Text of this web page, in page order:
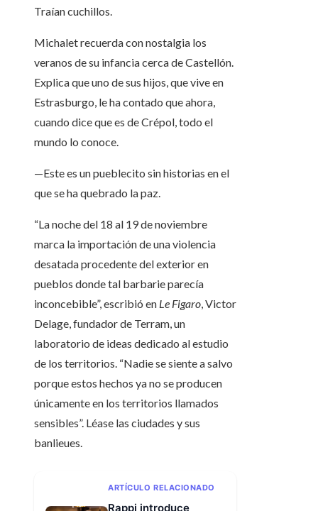
Traían cuchillos.
Michalet recuerda con nostalgia los
veranos de su infancia cerca de Castellón.
Explica que uno de sus hijos, que vive en
Estrasburgo, le ha contado que ahora,
cuando dice que es de Crépol, todo el
mundo lo conoce.
—Este es un pueblecito sin historias en el
que se ha quebrado la paz.
“La noche del 18 al 19 de noviembre
marca la importación de una violencia
desatada procedente del exterior en
pueblos donde tal barbarie parecía
inconcebible”, escribió en Le Figaro, Victor
Delage, fundador de Terram, un
laboratorio de ideas dedicado al estudio
de los territorios. “Nadie se siente a salvo
porque estos hechos ya no se producen
únicamente en los territorios llamados
sensibles”. Léase las ciudades y sus
banlieues.
ARTÍCULO RELACIONADO
Rappi introduce